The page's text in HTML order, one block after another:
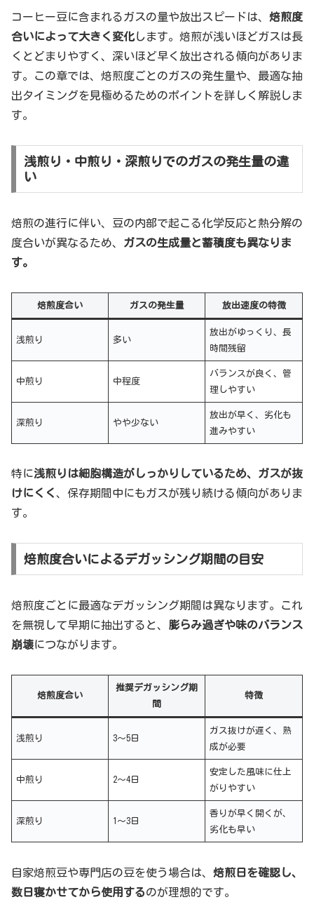
コーヒー豆に含まれるガスの量や放出スピードは、 焙煎度
合いによって大きく変化します。焙煎が浅いほどガスは長
くとどまりやすく、深いほど早く放出される傾向がありま
す。この章では、焙煎度ごとのガスの発生量や、最適な抽
出タイミングを見極めるためのポイントを詳しく解説しま
す。
浅煎り・中煎り・深煎りでのガスの発生量の違
い
焙煎の進行に伴い、豆の内部で起こる化学反応と熱分解の
度合いが異なるため、 ガスの生成量と蓄積度も異なりま
す。
焙煎度合い ガスの発生量 放出速度の特徴
浅煎り 多い
放出がゆっくり、長
時間残留
中煎り 中程度
バランスが良く、管
理しやすい
深煎り やや少ない
放出が早く、劣化も
進みやすい
特に浅煎りは細胞構造がしっかりしているため、ガスが抜
けにくく、保存期間中にもガスが残り続ける傾向がありま
す。
焙煎度合いによるデガッシング期間の目安
焙煎度ごとに最適なデガッシング期間は異なります。これ
を無視して早期に抽出すると、 膨らみ過ぎや味のバランス
崩壊につながります。
焙煎度合い
推奨デガッシング期
間
特徴
浅煎り 3〜5日
ガス抜けが遅く、熟
成が必要
中煎り 2〜4日
安定した風味に仕上
がりやすい
深煎り 1〜3日
香りが早く開くが、
劣化も早い
自家焙煎豆や専門店の豆を使う場合は、 焙煎日を確認し、
数日寝かせてから使用するのが理想的です。